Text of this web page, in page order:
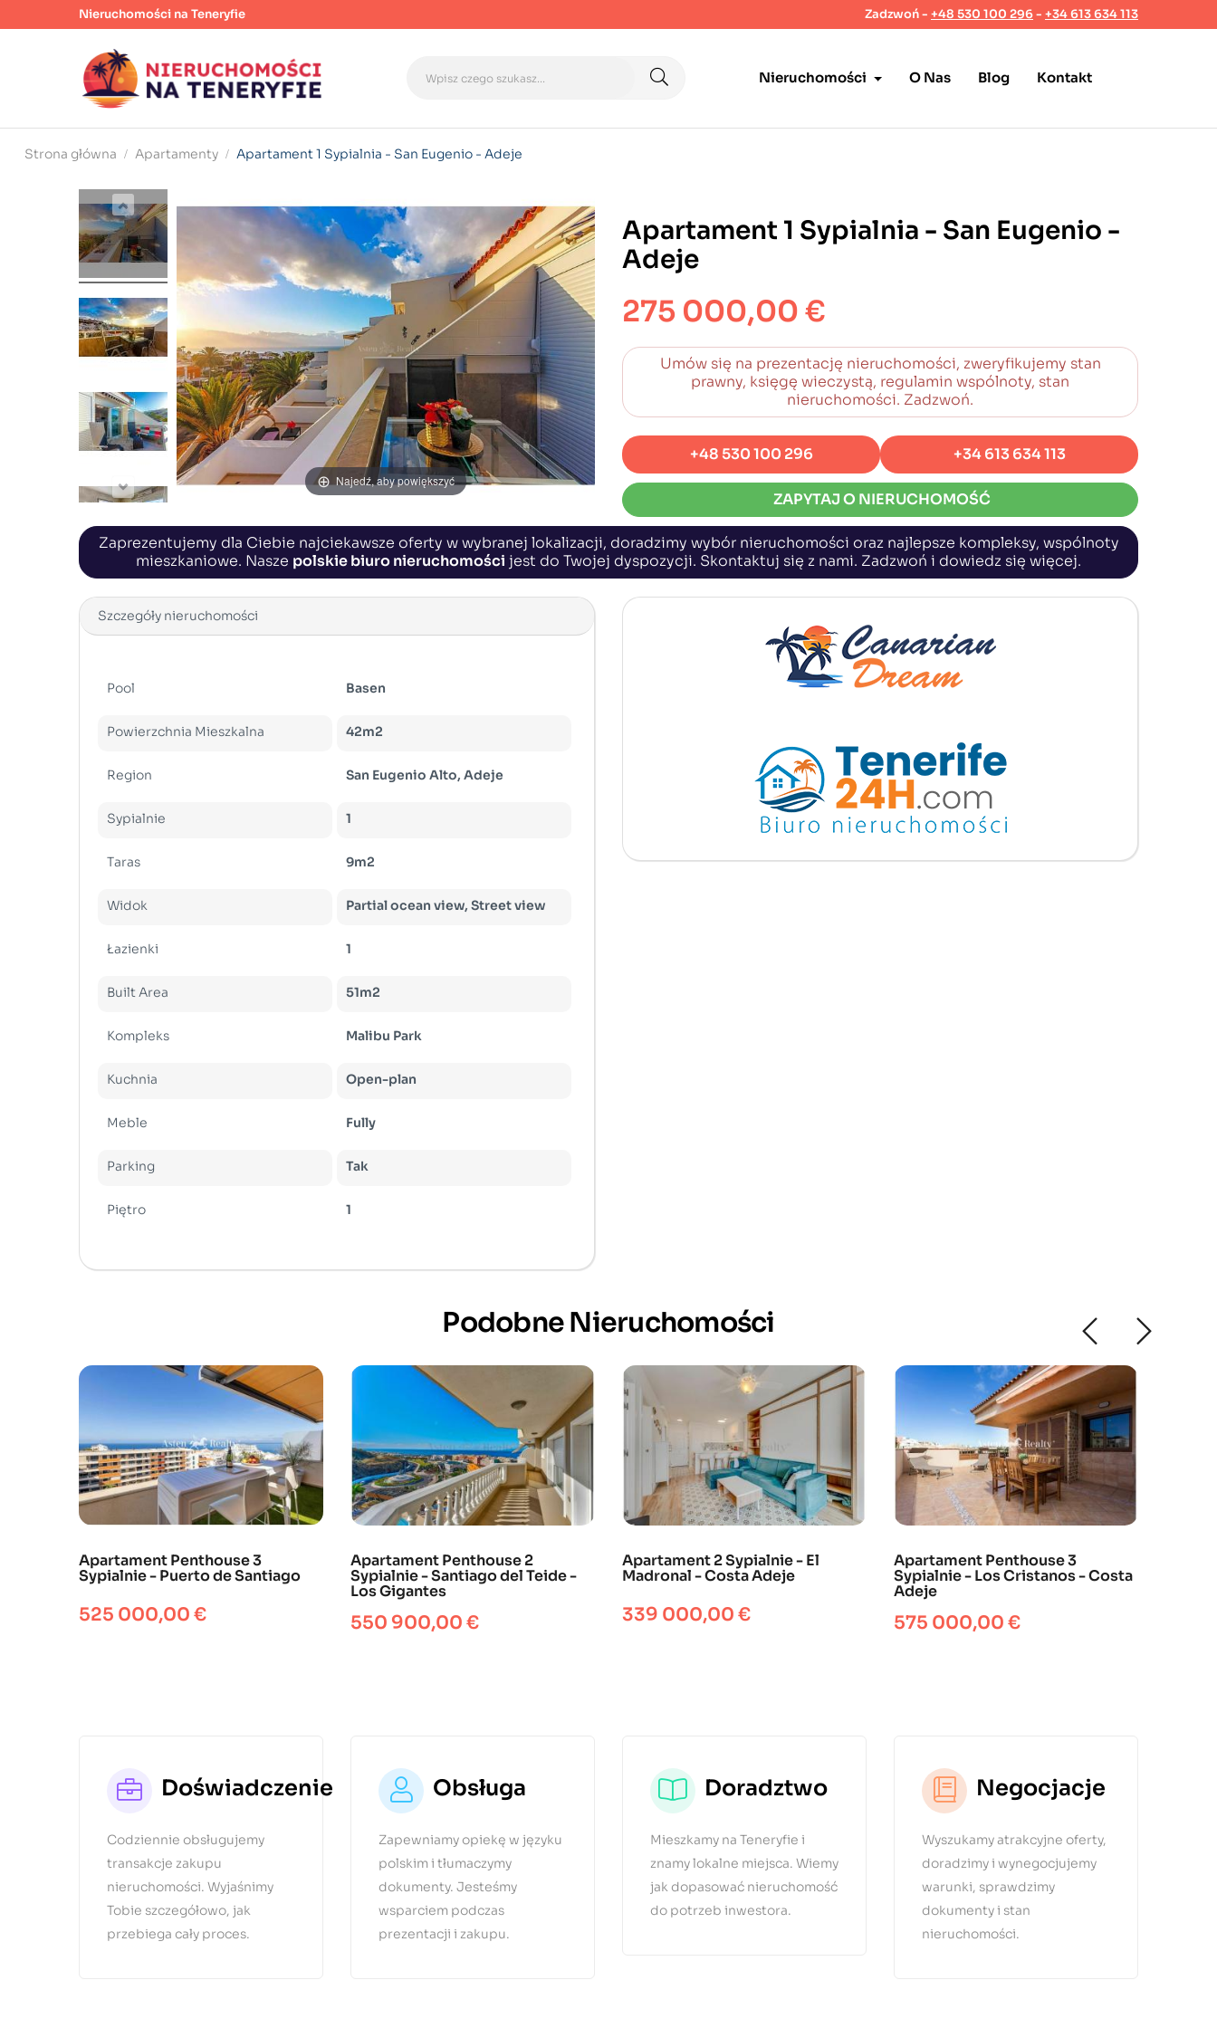
Nieruchomości na Teneryfie Zadzwoń- +48 530 100 296- +34 613 634 113
Nieruchomości O Nas Blog Kontakt
Strona główna Apartamenty Apartament 1 Sypialnia - San Eugenio - Adeje
Najedź, aby powiększyć
Apartament 1 Sypialnia - San Eugenio -
Adeje
275 000,00 €
Umów się na prezentację nieruchomości, zweryfikujemy stan
prawny, księgę wieczystą, regulamin wspólnoty, stan
nieruchomości. Zadzwoń.
+48 530 100 296 +34 613 634 113
ZAPYTAJ O NIERUCHOMOŚĆ
Zaprezentujemy dla Ciebie najciekawsze oferty w wybranej lokalizacji, doradzimy wybór nieruchomości oraz najlepsze kompleksy, wspólnoty
mieszkaniowe. Nasze polskie biuro nieruchomości jest do Twojej dyspozycji. Skontaktuj się z nami. Zadzwoń i dowiedz się więcej.
Szczegóły nieruchomości
Pool Basen
Powierzchnia Mieszkalna 42m2
Region San Eugenio Alto, Adeje
Sypialnie 1
Taras 9m2
Widok Partial ocean view, Street view
Łazienki 1
Built Area 51m2
Kompleks Malibu Park
Kuchnia Open-plan
Meble Fully
Parking Tak
Piętro 1
Podobne Nieruchomości
Apartament Penthouse 3
Sypialnie - Puerto de Santiago
Cena
525 000,00 €
Apartament Penthouse 2
Sypialnie - Santiago del Teide -
Los Gigantes
Cena
550 900,00 €
Apartament 2 Sypialnie - El
Madronal - Costa Adeje
Cena
339 000,00 €
Apartament Penthouse 3
Sypialnie - Los Cristanos - Costa
Adeje
Cena
575 000,00 €
Doświadczenie
Codziennie obsługujemy
transakcje zakupu
nieruchomości. Wyjaśnimy
Tobie szczegółowo, jak
przebiega cały proces.
Obsługa
Zapewniamy opiekę w języku
polskim i tłumaczymy
dokumenty. Jesteśmy
wsparciem podczas
prezentacji i zakupu.
Doradztwo
Mieszkamy na Teneryfie i
znamy lokalne miejsca. Wiemy
jak dopasować nieruchomość
do potrzeb inwestora.
Negocjacje
Wyszukamy atrakcyjne oferty,
doradzimy i wynegocjujemy
warunki, sprawdzimy
dokumenty i stan
nieruchomości.